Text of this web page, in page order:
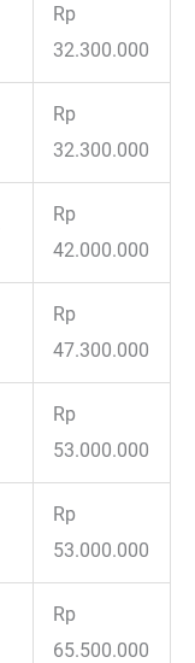
Rp
32.300.000
Rp
32.300.000
Rp
42.000.000
Rp
47.300.000
Rp
53.000.000
Rp
53.000.000
Rp
65.500.000